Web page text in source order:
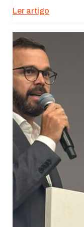
Ler artigo